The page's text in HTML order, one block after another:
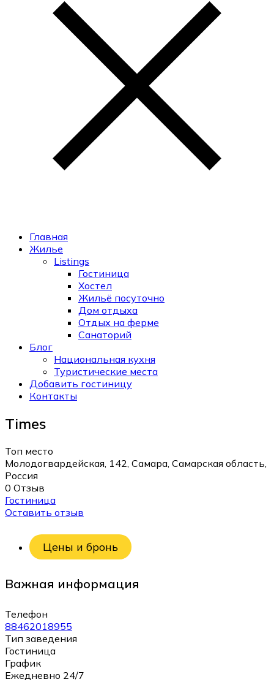
Главная
Жилье
Listings
Гостиница
Хостел
Жильё посуточно
Дом отдыха
Отдых на ферме
Санаторий
Блог
Национальная кухня
Туристические места
Добавить гостиницу
Контакты
Times
Топ место
Молодогвардейская, 142, Самара, Самарская область,
Россия
0 Отзыв
Гостиница
Оставить отзыв
Цены и бронь
Важная информация
Телефон
88462018955
Тип заведения
Гостиница
График
Ежедневно 24/7